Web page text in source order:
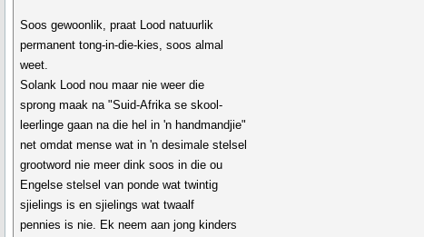
Soos gewoonlik, praat Lood natuurlik
permanent tong-in-die-kies, soos almal
weet.
Solank Lood nou maar nie weer die
sprong maak na "Suid-Afrika se skool-
leerlinge gaan na die hel in 'n handmandjie"
net omdat mense wat in 'n desimale stelsel
grootword nie meer dink soos in die ou
Engelse stelsel van ponde wat twintig
sjielings is en sjielings wat twaalf
pennies is nie. Ek neem aan jong kinders